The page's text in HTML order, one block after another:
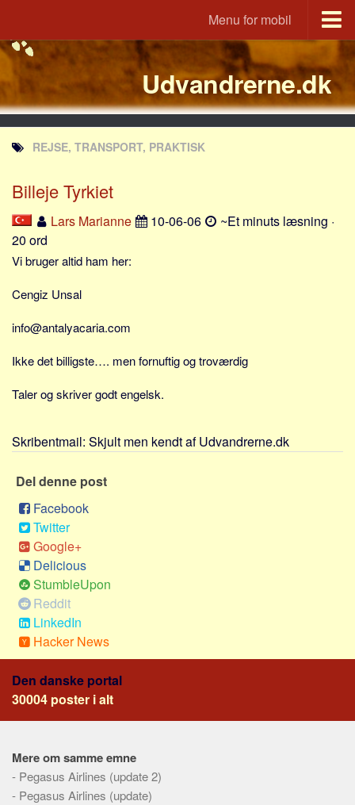
Menu for mobil
Portal
Udvandrerne.dk
Utvandrerne.no
Utvandrarna.se
Tyskland.dk
England.dk
Rusland.dk
JLKM.dk
Lande
Tyrkiet
Frankrig
Sverige
Norge
Italien
USA
Alle
Nøgleord
Bolig
Job
Virksomhed
Investering
Forbrug
Alle
Aspekter
Udvandrerne.dk
REJSE, TRANSPORT, PRAKTISK
Billeje Tyrkiet
Lars Marianne 10-06-06
~Et minuts læsning ·
20 ord
Vi bruger altid ham her:
Cengiz Unsal
info@antalyacaria.com
Ikke det billigste…. men fornuftig og troværdig
Taler og skriver godt engelsk.
Skribentmail: Skjult men kendt af Udvandrerne.dk
Del denne post
Facebook
Twitter
Google+
Delicious
StumbleUpon
Reddit
LinkedIn
Hacker News
Den danske portal
30004 poster i alt
Mere om samme emne
- Pegasus Airlines (update 2)
- Pegasus Airlines (update)